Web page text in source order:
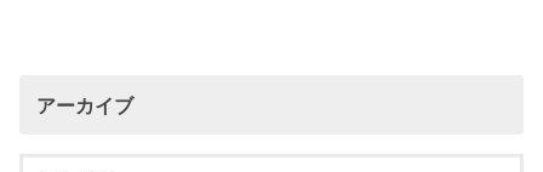
アーカイブ